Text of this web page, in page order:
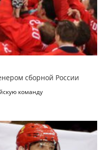
сборной России
команду